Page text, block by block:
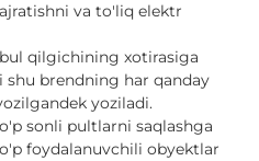
va to'liq elektr
qilgichining xotirasiga
brendning har qanday
yoziladi.
sonli pultlarni saqlashga
foydalanuvchili obyektlar